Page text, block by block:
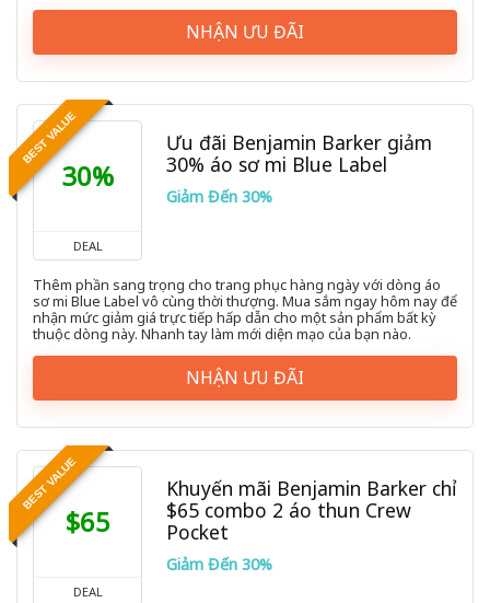
NHẬN ƯU ĐÃI
BEST VALUE
30%
DEAL
Ưu đãi Benjamin Barker giảm
30% áo sơ mi Blue Label
Giảm Đến 30%
Thêm phần sang trọng cho trang phục hàng ngày với dòng áo
sơ mi Blue Label vô cùng thời thượng. Mua sắm ngay hôm nay để
nhận mức giảm giá trực tiếp hấp dẫn cho một sản phẩm bất kỳ
thuộc dòng này. Nhanh tay làm mới diện mạo của bạn nào.
NHẬN ƯU ĐÃI
BEST VALUE
$65
DEAL
Khuyến mãi Benjamin Barker chỉ
$65 combo 2 áo thun Crew
Pocket
Giảm Đến 30%